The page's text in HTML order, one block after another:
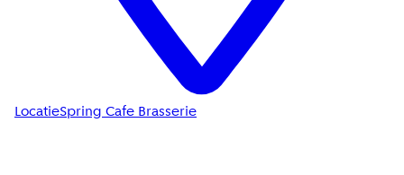
LocatieSpring Cafe Brasserie